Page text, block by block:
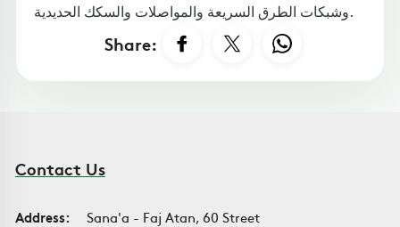
وشبكات الطرق السريعة والمواصلات والسكك الحديدية.
Share:
Contact Us
Address:
Sana'a - Faj Atan, 60 Street